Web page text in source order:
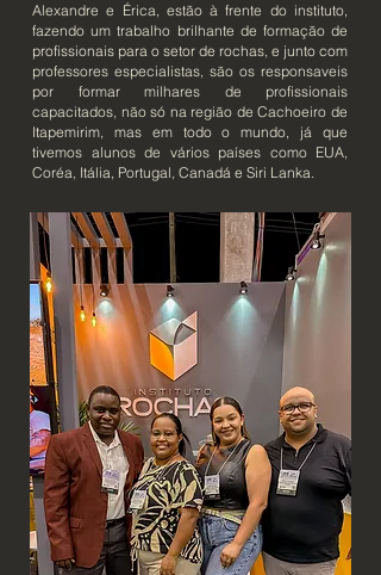
Alexandre e Érica, estão à frente do instituto,
fazendo um trabalho brilhante de formação de
profissionais para o setor de rochas, e junto com
professores especialistas, são os responsaveis
por formar milhares de profissionais
capacitados, não só na região de Cachoeiro de
Itapemirim, mas em todo o mundo, já que
tivemos alunos de vários países como EUA,
Coréa, Itália, Portugal, Canadá e Siri Lanka.